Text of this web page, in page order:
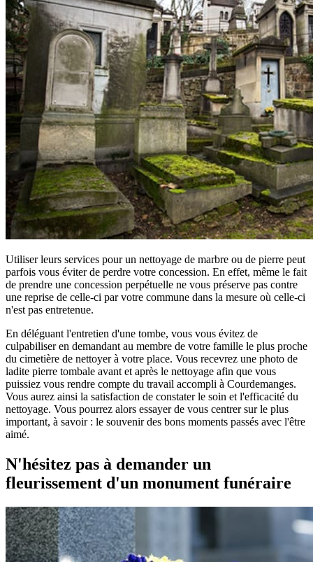
Utiliser leurs services pour un nettoyage de marbre ou de pierre peut
parfois vous éviter de perdre votre concession. En effet, même le fait
de prendre une concession perpétuelle ne vous préserve pas contre
une reprise de celle-ci par votre commune dans la mesure où celle-ci
n'est pas entretenue.
En déléguant l'entretien d'une tombe, vous vous évitez de
culpabiliser en demandant au membre de votre famille le plus proche
du cimetière de nettoyer à votre place. Vous recevrez une photo de
ladite pierre tombale avant et après le nettoyage afin que vous
puissiez vous rendre compte du travail accompli à Courdemanges.
Vous aurez ainsi la satisfaction de constater le soin et l'efficacité du
nettoyage. Vous pourrez alors essayer de vous centrer sur le plus
important, à savoir : le souvenir des bons moments passés avec l'être
aimé.
N'hésitez pas à demander un
fleurissement d'un monument funéraire